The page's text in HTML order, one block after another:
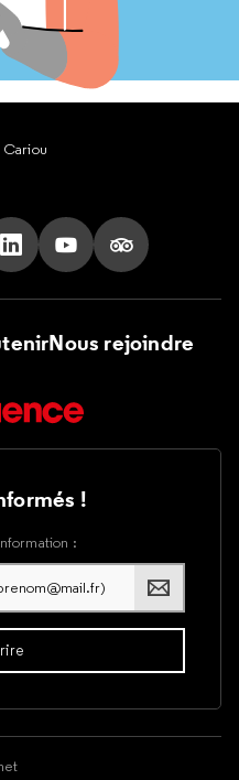
Tik Tok
nous sur X
Suivez nous sur LinkedIn
Suivez nous sur
Suivez nous
Nous rejoindre
!
: